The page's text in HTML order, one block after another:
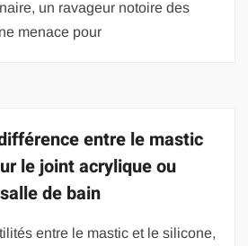
un ravageur notoire des
menace pour
entre le mastic
le joint acrylique ou
de bain
entre le mastic et le silicone,